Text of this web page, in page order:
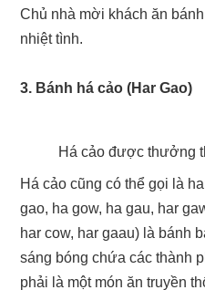
Chủ nhà mời khách ăn
nhiệt tình.
3. Bánh há cảo (Har Gao)
Há cảo được thưởng
Há cảo cũng có thể gọi là
gao, ha gow, ha gau, har
har cow, har gaau) là bánh
sáng bóng chứa các thành
phải là một món ăn truyền